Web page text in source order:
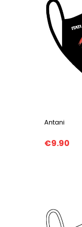
Antani
€9.90